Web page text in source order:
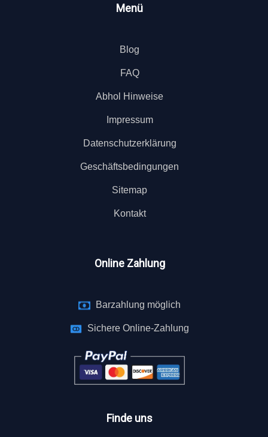
Menü
Blog
FAQ
Abhol Hinweise
Impressum
Datenschutzerklärung
Geschäftsbedingungen
Sitemap
Kontakt
Online Zahlung
Barzahlung möglich
Sichere Online-Zahlung
Finde uns